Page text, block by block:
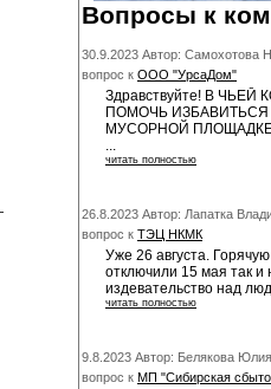
Вопросы к
30.9.2023 Автор: Самохотова
вопрос к ООО "УрсаДом"
Здравствуйте! В
ПОМОЧЬ ИЗБАВИТЬСЯ
МУСОРНОЙ
...
читать полностью
26.8.2023 Автор: Лапатка
вопрос к ТЭЦ НКМК
Уже 26 августа. Горячую
отключили 15 мая так и
издевательство над
читать полностью
9.8.2023 Автор: Белякова Юлия
вопрос к МП "Сибирская